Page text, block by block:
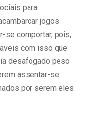
para
jogos
se comportar, pois,
com isso que
desafogado peso
assentar-se
por serem eles